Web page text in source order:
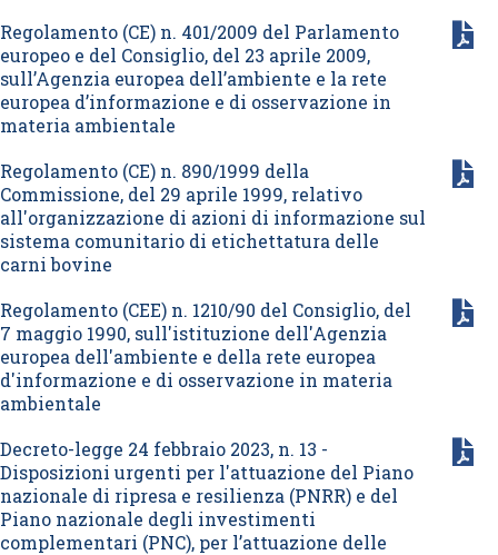
Regolamento (CE) n. 401/2009 del Parlamento
europeo e del Consiglio, del 23 aprile 2009,
sull’Agenzia europea dell’ambiente e la rete
europea d’informazione e di osservazione in
materia ambientale
Regolamento (CE) n. 890/1999 della
Commissione, del 29 aprile 1999, relativo
all'organizzazione di azioni di informazione sul
sistema comunitario di etichettatura delle
carni bovine
Regolamento (CEE) n. 1210/90 del Consiglio, del
7 maggio 1990, sull'istituzione dell'Agenzia
europea dell'ambiente e della rete europea
d'informazione e di osservazione in materia
ambientale
Decreto-legge 24 febbraio 2023, n. 13 -
Disposizioni urgenti per l'attuazione del Piano
nazionale di ripresa e resilienza (PNRR) e del
Piano nazionale degli investimenti
complementari (PNC), per l’attuazione delle